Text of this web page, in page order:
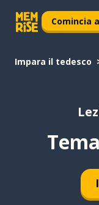
Comincia
Impara il tedesco